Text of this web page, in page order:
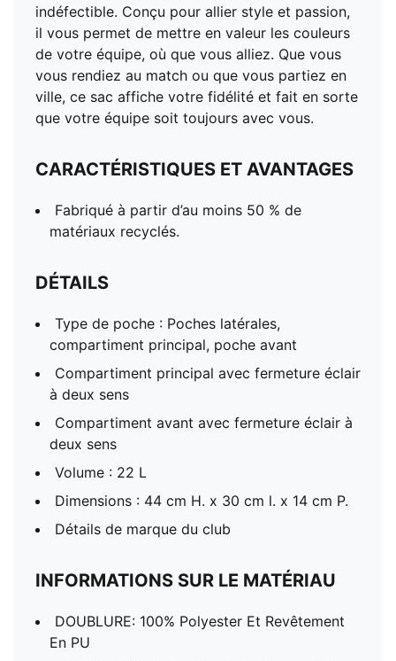
indéfectible. Conçu pour allier style et passion,
il vous permet de mettre en valeur les couleurs
de votre équipe, où que vous alliez. Que vous
vous rendiez au match ou que vous partiez en
ville, ce sac affiche votre fidélité et fait en sorte
que votre équipe soit toujours avec vous.
CARACTÉRISTIQUES ET AVANTAGES
Fabriqué à partir d’au moins 50 % de
matériaux recyclés.
DÉTAILS
Type de poche : Poches latérales,
compartiment principal, poche avant
Compartiment principal avec fermeture éclair
à deux sens
Compartiment avant avec fermeture éclair à
deux sens
Volume : 22 L
Dimensions : 44 cm H. x 30 cm l. x 14 cm P.
Détails de marque du club
INFORMATIONS SUR LE MATÉRIAU
DOUBLURE: 100% Polyester Et Revêtement
En PU